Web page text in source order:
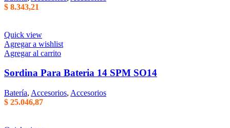
$ 8.343,21
Quick view
Agregar a wishlist
Agregar al carrito
Sordina Para Bateria 14 SPM SO14
Batería, Accesorios, Accesorios
$ 25.046,87